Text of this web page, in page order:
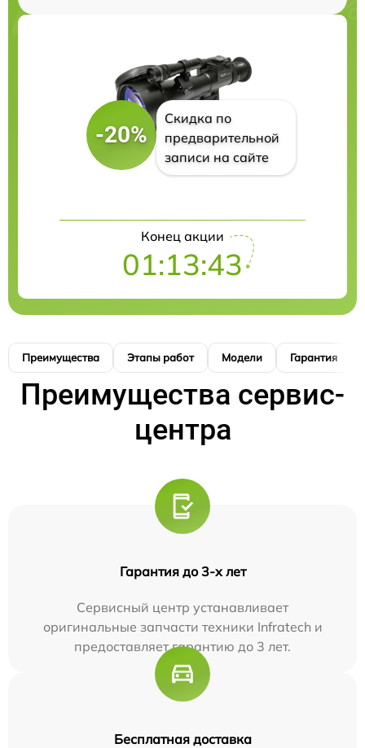
-20%
Скидка по
предварительной
записи на сайте
Конец акции
01:13:42
Преимущества Этапы работ Модели Гарантия
Преимущества сервис-
центра
Гарантия до 3-х лет
Сервисный центр устанавливает
оригинальные запчасти техники Infratech и
предоставляет гарантию до 3 лет.
Бесплатная доставка